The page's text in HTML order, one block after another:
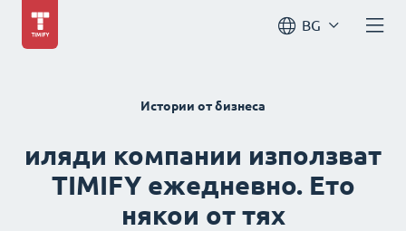
BG
Истории от бизнеса
иляди компании използват
TIMIFY ежедневно. Ето
някои от тях